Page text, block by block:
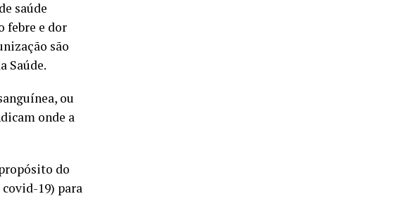
saúde
febre e dor
são
Saúde.
ou
onde a
do
19) para